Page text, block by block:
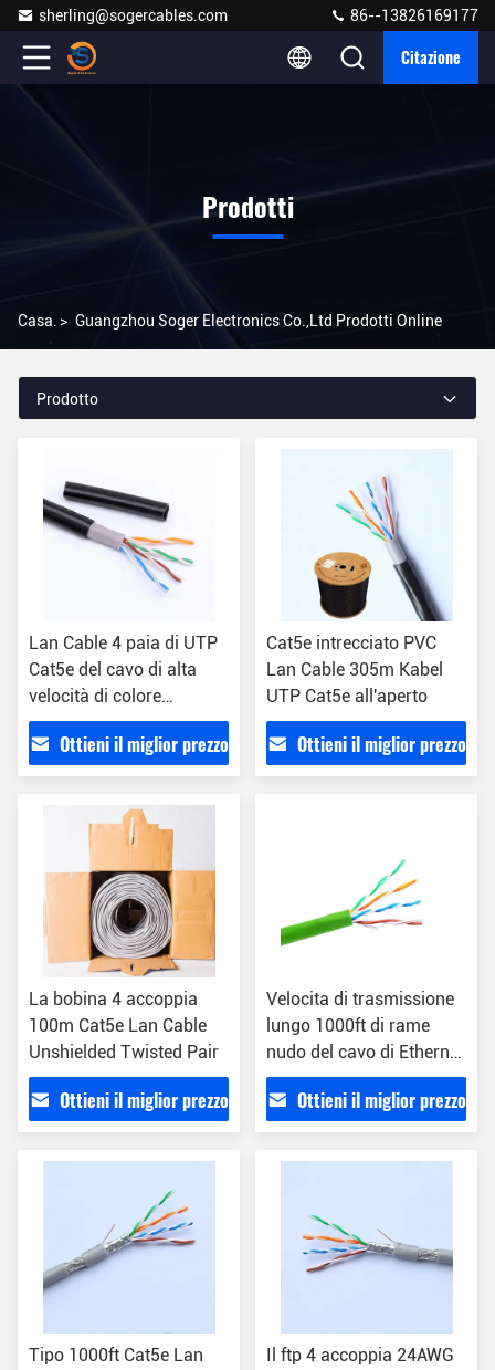
sherling@sogercables.com 86--13826169177
Citazione
Prodotti
Casa. > Guangzhou Soger Electronics Co.,Ltd Prodotti Online
Prodotto
Lan Cable 4 paia di UTP
Cat5e del cavo di alta
velocità di colore
all'aperto del PE doppio
ha personalizzato
Ottieni il miglior prezzo
Cat5e intrecciato PVC
Lan Cable 305m Kabel
UTP Cat5e all'aperto
Ottieni il miglior prezzo
La bobina 4 accoppia
100m Cat5e Lan Cable
Unshielded Twisted Pair
Ottieni il miglior prezzo
Velocita di trasmissione
lungo 1000ft di rame
nudo del cavo di Ethernet
del gatto 5e 100Mbps
Ottieni il miglior prezzo
Tipo 1000ft Cat5e Lan
Il ftp 4 accoppia 24AWG